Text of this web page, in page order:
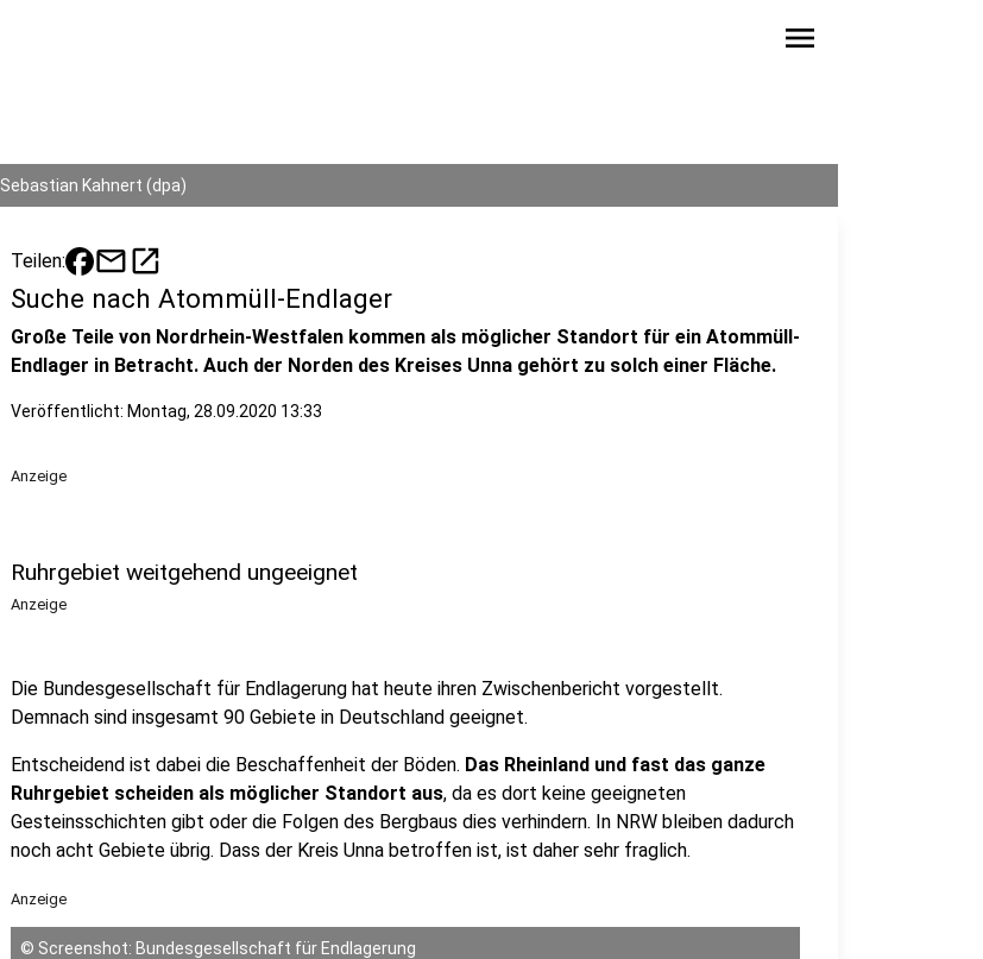
menu
Sebastian Kahnert (dpa)
Teilen: mailopen_in_new
Suche nach Atommüll-Endlager
Große Teile von Nordrhein-Westfalen kommen als möglicher Standort für ein Atommüll-
Endlager in Betracht. Auch der Norden des Kreises Unna gehört zu solch einer Fläche.
Veröffentlicht: Montag, 28.09.2020 13:33
Anzeige
Ruhrgebiet weitgehend ungeeignet
Anzeige
Die Bundesgesellschaft für Endlagerung hat heute ihren Zwischenbericht vorgestellt.
Demnach sind insgesamt 90 Gebiete in Deutschland geeignet.
Entscheidend ist dabei die Beschaffenheit der Böden. Das Rheinland und fast das ganze
Ruhrgebiet scheiden als möglicher Standort aus, da es dort keine geeigneten
Gesteinsschichten gibt oder die Folgen des Bergbaus dies verhindern. In NRW bleiben dadurch
noch acht Gebiete übrig. Dass der Kreis Unna betroffen ist, ist daher sehr fraglich.
Anzeige
© Screenshot: Bundesgesellschaft für Endlagerung